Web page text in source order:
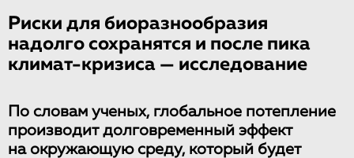
Риски для биоразнообразия
надолго сохранятся и после пика
климат-кризиса — исследование
По словам ученых, глобальное потепление
производит долговременный эффект
на окружающую среду, который будет